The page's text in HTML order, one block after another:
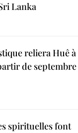
Lanka
reliera Huê à
de septembre
spirituelles font